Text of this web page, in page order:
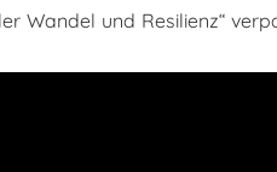
Wandel und Resilienz“